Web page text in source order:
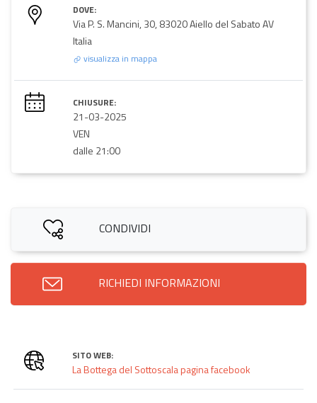
DOVE:
Via P. S. Mancini, 30, 83020 Aiello del Sabato AV
Italia
visualizza in mappa
CHIUSURE:
21-03-2025
VEN
dalle 21:00
CONDIVIDI
RICHIEDI INFORMAZIONI
SITO WEB:
La Bottega del Sottoscala pagina facebook